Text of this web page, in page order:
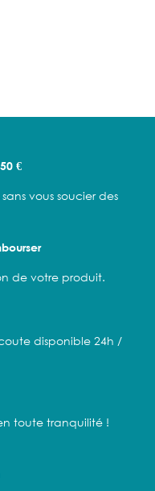
€
vous soucier des
de votre produit.
disponible 24h /
toute tranquilité !